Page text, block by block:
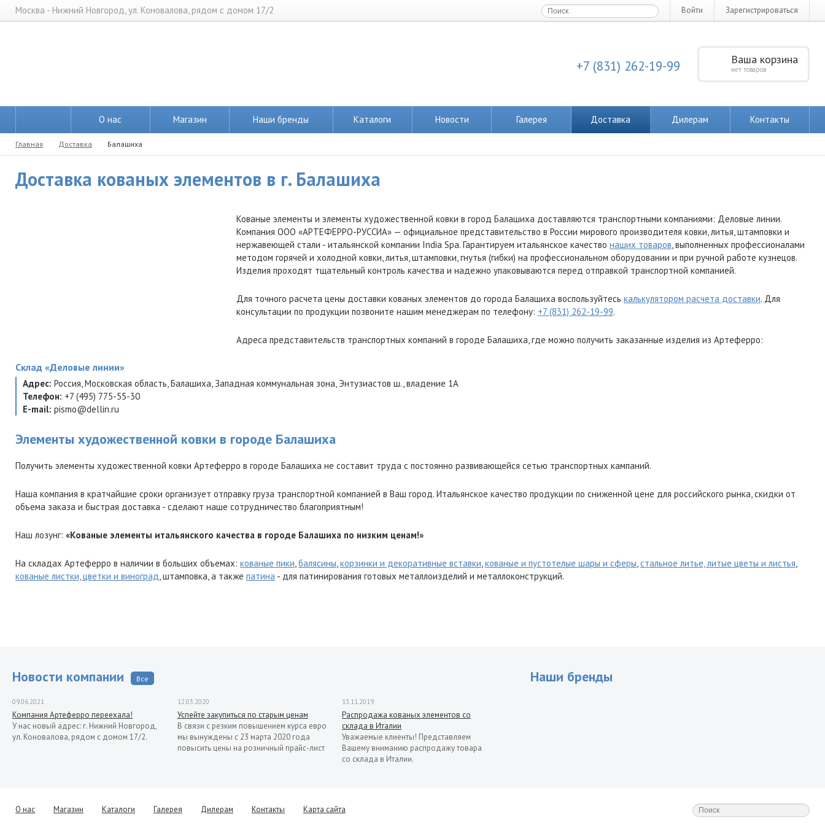
Москва - Нижний Новгород, ул. Коновалова, рядом с домом 17/2 Войти Зарегистрироваться
Ваша корзина
нет товаров
+7 (831) 262-19-99
О нас Магазин Наши бренды Каталоги Новости Галерея Доставка Дилерам Контакты
Главная Доставка Балашиха
Доставка кованых элементов в г. Балашиха
Кованые элементы и элементы художественной ковки в город Балашиха доставляются транспортными компаниями: Деловые линии.
Компания ООО «АРТЕФЕРРО-РУССИА» — официальное представительство в России мирового производителя ковки, литья, штамповки и
нержавеющей стали - итальянской компании India Spa. Гарантируем итальянское качество наших товаров, выполненных профессионалами
методом горячей и холодной ковки, литья, штамповки, гнутья (гибки) на профессиональном оборудовании и при ручной работе кузнецов.
Изделия проходят тщательный контроль качества и надежно упаковываются перед отправкой транспортной компанией.
Для точного расчета цены доставки кованых элементов до города Балашиха воспользуйтесь калькулятором расчета доставки. Для
консультации по продукции позвоните нашим менеджерам по телефону: +7 (831) 262-19-99.
Адреса представительств транспортных компаний в городе Балашиха, где можно получить заказанные изделия из Артеферро:
Склад «Деловые линии»
Адрес: Россия,Московская область,Балашиха, Западная коммунальная зона, Энтузиастов ш., владение 1А
Телефон: +7 (495) 775-55-30
E-mail: pismo@dellin.ru
Элементы художественной ковки в городе Балашиха
Получить элементы художественной ковки Артеферро в городе Балашиха не составит труда с постоянно развивающейся сетью транспортных кампаний.
Наша компания в кратчайшие сроки организует отправку груза транспортной компанией в Ваш город. Итальянское качество продукции по сниженной цене для российского рынка, скидки от
объема заказа и быстрая доставка - сделают наше сотрудничество благоприятным!
Наш лозунг: «Кованые элементы итальянского качества в городе Балашиха по низким ценам!»
На складах Артеферро в наличии в больших объемах: кованые пики,балясины,корзинки и декоративные вставки,кованые и пустотелые шары и сферы,стальное литье, литые цветы и листья,
кованые листки, цветки и виноград, штамповка, а также патина - для патинирования готовых металлоизделий и металлоконструкций.
Наши бренды
Новости компании Все
09.06.2021
Компания Артеферро переехала!
У нас новый адрес: г. Нижний Новгород,
ул. Коновалова, рядом с домом 17/2.
12.03.2020
Успейте закупиться по старым ценам
В связи с резким повышением курса евро
мы вынуждены с 23 марта 2020 года
повысить цены на розничный прайс-лист
13.11.2019
Распродажа кованых элементов со
склада в Италии
Уважаемые клиенты! Представляем
Вашему вниманию распродажу товара
со склада в Италии.
О нас Магазин Каталоги Галерея Дилерам Контакты Карта сайта